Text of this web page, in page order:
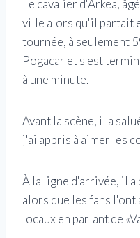
Le cavalier d'Arkea,
ville alors qu'il partait
tournée, à seulement
Pogacar et s'est
à une minute.
Avant la scène, il a
j'ai appris à aimer les
À la ligne d'arrivée, il a
alors que les fans l'ont
locaux en parlant de